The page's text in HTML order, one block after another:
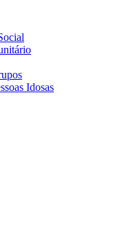
Idosas